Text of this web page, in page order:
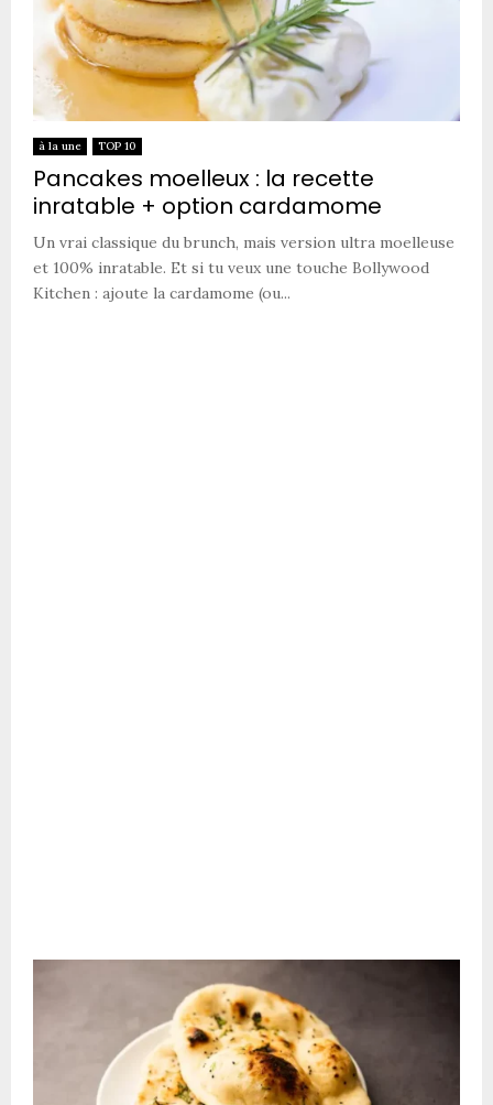
à la une TOP 10
Pancakes moelleux : la recette
inratable + option cardamome
Un vrai classique du brunch, mais version ultra moelleuse
et 100% inratable. Et si tu veux une touche Bollywood
Kitchen : ajoute la cardamome (ou...